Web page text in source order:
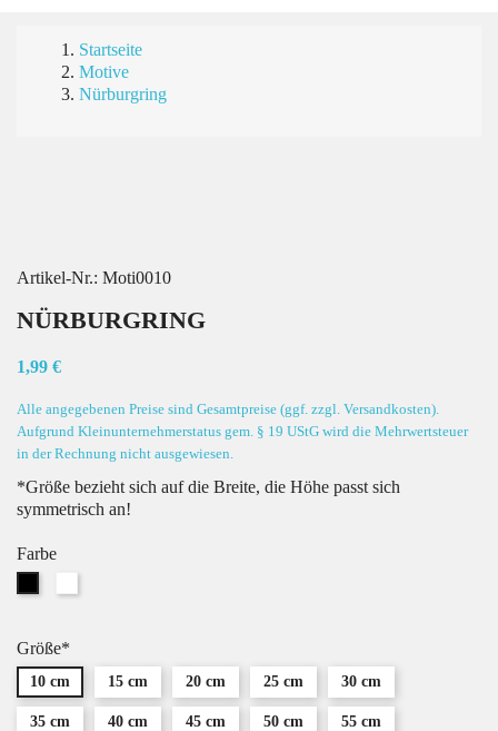
Startseite
Motive
Nürburgring
Artikel-Nr.: Moti0010
NÜRBURGRING
1,99 €
Alle angegebenen Preise sind Gesamtpreise (ggf. zzgl. Versandkosten).
Aufgrund Kleinunternehmerstatus gem. § 19 UStG wird die Mehrwertsteuer
in der Rechnung nicht ausgewiesen.
*Größe bezieht sich auf die Breite, die Höhe passt sich
symmetrisch an!
Farbe
Größe*
10 cm 15 cm 20 cm 25 cm 30 cm
35 cm 40 cm 45 cm 50 cm 55 cm